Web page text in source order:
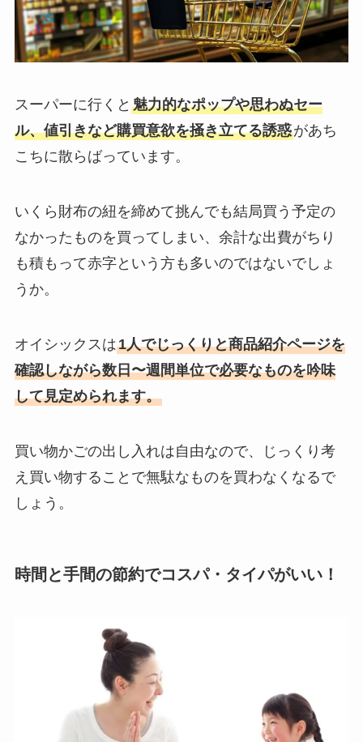
スーパーに行くと 魅力的なポップや思わぬセー
ル、値引きなど購買意欲を掻き立てる誘惑があち
こちに散らばっています。
いくら財布の紐を締めて挑んでも結局買う予定の
なかったものを買ってしまい、余計な出費がちり
も積もって赤字という方も多いのではないでしょ
うか。
オイシックスは1人でじっくりと商品紹介ページを
確認しながら数日〜週間単位で必要なものを吟味
して見定められます。
買い物かごの出し入れは自由なので、じっくり考
え買い物することで無駄なものを買わなくなるで
しょう。
時間と手間の節約でコスパ・タイパがいい！